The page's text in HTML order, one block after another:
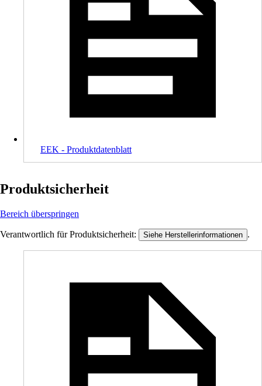
EEK - Produktdatenblatt
Produktsicherheit
Bereich überspringen
Verantwortlich für Produktsicherheit: Siehe Herstellerinformationen .